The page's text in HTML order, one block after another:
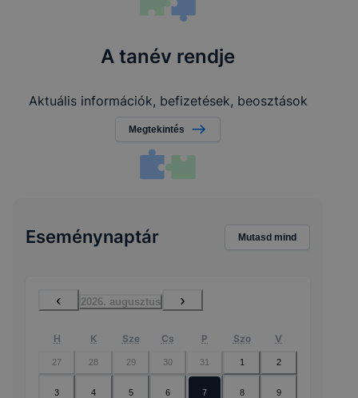
A tanév rendje
Aktuális információk, befizetések, beosztások
Megtekintés
Eseménynaptár Mutasd mind
‹ 2026. augusztus ›
H K Sze Cs P Szo V
27 28 29 30 31 1 2
3 4 5 6 7 8 9